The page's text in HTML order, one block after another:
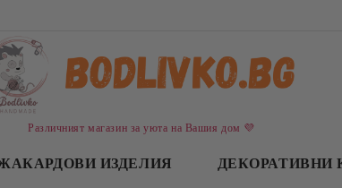
Различният магазин за уюта на Вашия дом 💜
ИЗДЕЛИЯ ДЕКОРАТИВНИ